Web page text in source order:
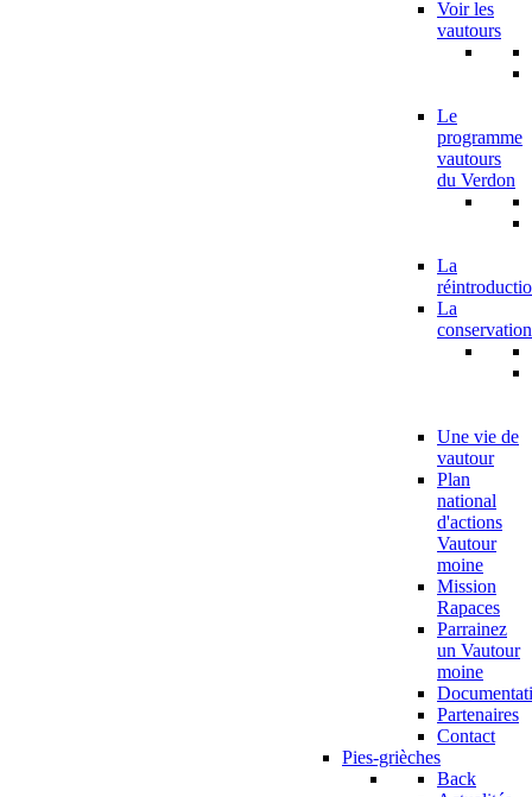
Voir les
vautours
Le
programme
vautours
du Verdon
La
La
conservation
Une vie de
vautour
Plan
national
d'actions
Vautour
moine
Mission
Rapaces
Parrainez
un Vautour
moine
Partenaires
Contact
Pies-grièches
Back